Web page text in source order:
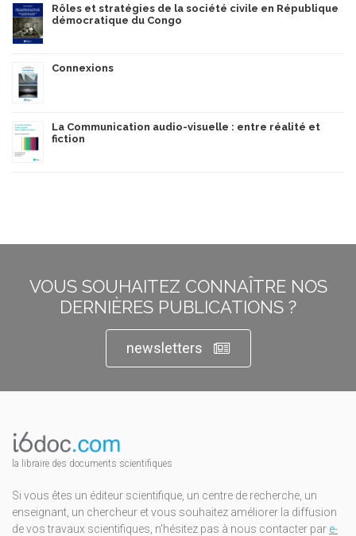
Rôles et stratégies de la société civile en République
démocratique du Congo
Connexions
La Communication audio-visuelle : entre réalité et
fiction
VOUS SOUHAITEZ CONNAÎTRE NOS
DERNIÈRES PUBLICATIONS ?
newsletters
la libraire des documents scientifiques
Si vous êtes un éditeur scientifique, un centre de recherche, un
enseignant, un chercheur et vous souhaitez améliorer la diffusion
de vos travaux scientifiques, n'hésitez pas à nous contacter par e-